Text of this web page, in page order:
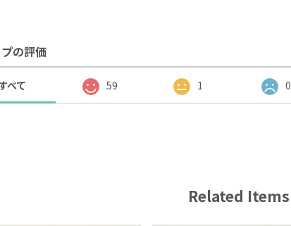
の評価
べて 59 1 0
Related Items